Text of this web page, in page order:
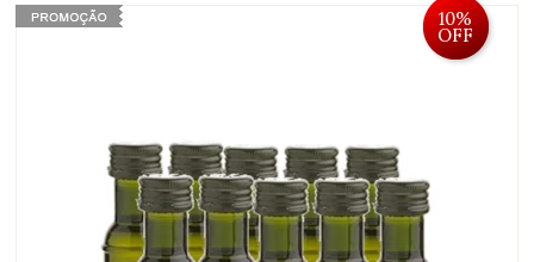
10%
OFF